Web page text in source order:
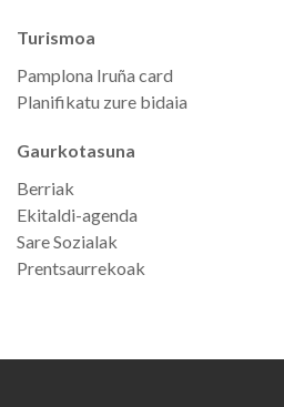
Turismoa
Pamplona Iruña card
Planifikatu zure bidaia
Gaurkotasuna
Berriak
Ekitaldi-agenda
Sare Sozialak
Prentsaurrekoak